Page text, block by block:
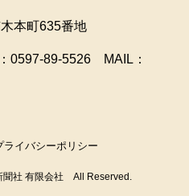
本町635番地
0597-89-5526 MAIL：
ライバシーポリシー
聞社 有限会社 All Reserved.